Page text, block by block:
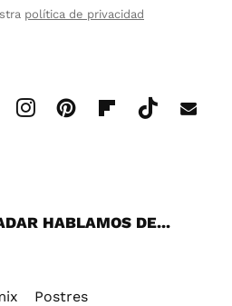
política de privacidad
HABLAMOS DE...
Postres